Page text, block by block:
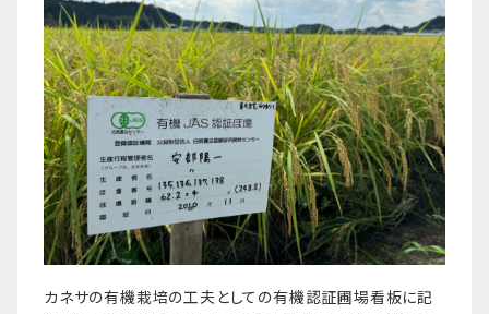
カネサの有機栽培の工夫としての有機認証圃場看板に記